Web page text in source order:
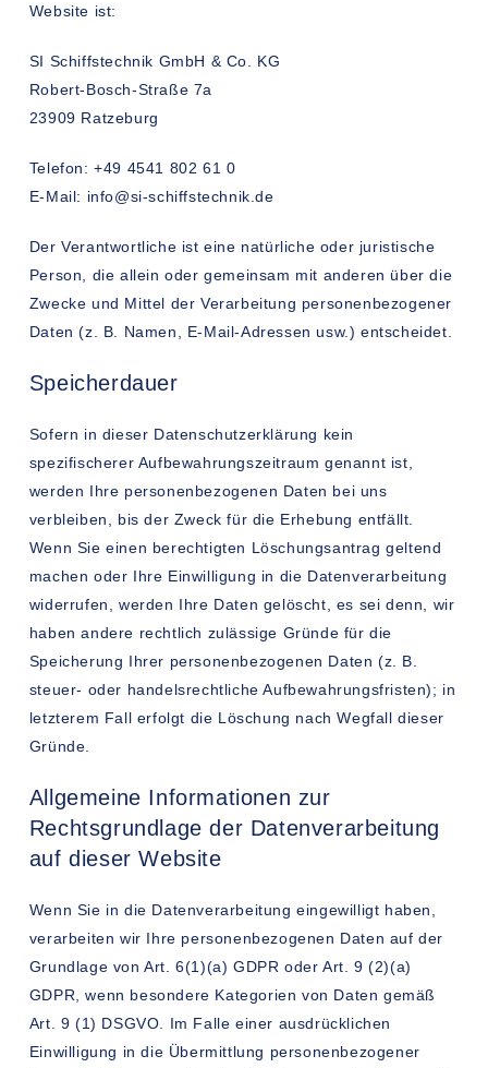
Website ist:
SI Schiffstechnik GmbH & Co. KG
Robert-Bosch-Straße 7a
23909 Ratzeburg
Telefon: +49 4541 802 61 0
E-Mail: info@si-schiffstechnik.de
Der Verantwortliche ist eine natürliche oder juristische
Person, die allein oder gemeinsam mit anderen über die
Zwecke und Mittel der Verarbeitung personenbezogener
Daten (z. B. Namen, E-Mail-Adressen usw.) entscheidet.
Speicherdauer
Sofern in dieser Datenschutzerklärung kein
spezifischerer Aufbewahrungszeitraum genannt ist,
werden Ihre personenbezogenen Daten bei uns
verbleiben, bis der Zweck für die Erhebung entfällt.
Wenn Sie einen berechtigten Löschungsantrag geltend
machen oder Ihre Einwilligung in die Datenverarbeitung
widerrufen, werden Ihre Daten gelöscht, es sei denn, wir
haben andere rechtlich zulässige Gründe für die
Speicherung Ihrer personenbezogenen Daten (z. B.
steuer- oder handelsrechtliche Aufbewahrungsfristen); in
letzterem Fall erfolgt die Löschung nach Wegfall dieser
Gründe.
Allgemeine Informationen zur
Rechtsgrundlage der Datenverarbeitung
auf dieser Website
Wenn Sie in die Datenverarbeitung eingewilligt haben,
verarbeiten wir Ihre personenbezogenen Daten auf der
Grundlage von Art. 6(1)(a) GDPR oder Art. 9 (2)(a)
GDPR, wenn besondere Kategorien von Daten gemäß
Art. 9 (1) DSGVO. Im Falle einer ausdrücklichen
Einwilligung in die Übermittlung personenbezogener